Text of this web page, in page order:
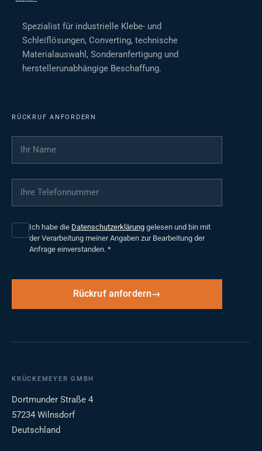
Spezialist für industrielle Klebe- und
Schleiflösungen, Converting, technische
Materialauswahl, Sonderanfertigung und
herstellerunabhängige Beschaffung.
RÜCKRUF ANFORDERN
Ihr Name
Ihre Telefonnummer
Ich habe die Datenschutzerklärung gelesen und bin mit
der Verarbeitung meiner Angaben zur Bearbeitung der
Anfrage einverstanden. *
Rückruf anfordern
KRÜCKEMEYER GMBH
Dortmunder Straße 4
57234 Wilnsdorf
Deutschland